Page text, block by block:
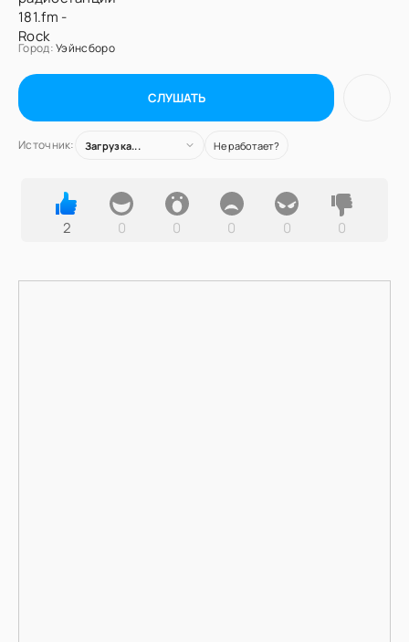
Город:Уэйнсборо
СЛУШАТЬ
Источник: Загрузка... Не работает?
2 0 0 0 0 0